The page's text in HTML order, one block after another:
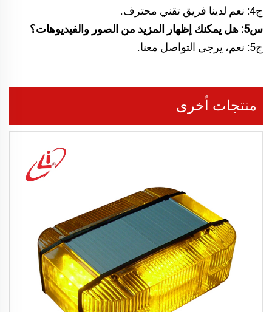
ج4: نعم لدينا فريق تقني محترف.
س5: هل يمكنك إظهار المزيد من الصور والفيديوهات؟
ج5: نعم، يرجى التواصل معنا.
منتجات أخرى